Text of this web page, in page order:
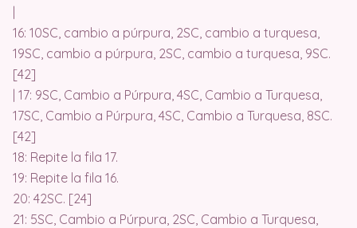
|
16: 10SC, cambio a púrpura, 2SC, cambio a turquesa,
19SC, cambio a púrpura, 2SC, cambio a turquesa, 9SC.
[42]
| 17: 9SC, Cambio a Púrpura, 4SC, Cambio a Turquesa,
17SC, Cambio a Púrpura, 4SC, Cambio a Turquesa, 8SC.
[42]
18: Repite la fila 17.
19: Repite la fila 16.
20: 42SC. [24]
21: 5SC, Cambio a Púrpura, 2SC, Cambio a Turquesa,